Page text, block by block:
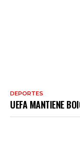
DEPORTES
UEFA MANTIENE